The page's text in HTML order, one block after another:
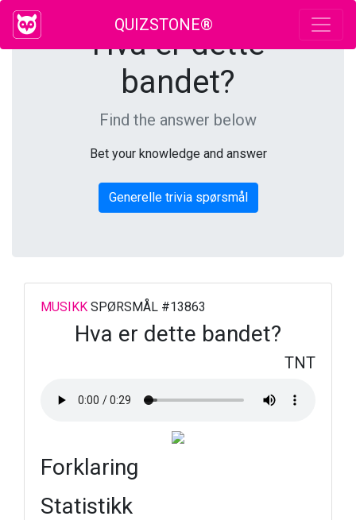
QUIZSTONE®
Hva er dette
bandet?
Find the answer below
Bet your knowledge and answer
Generelle trivia spørsmål
MUSIKK SPØRSMÅL #13863
Hva er dette bandet?
TNT
Forklaring
Statistikk